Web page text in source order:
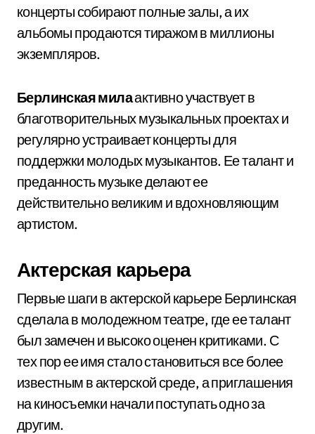
концерты собирают полные залы, а их
альбомы продаются тиражом в миллионы
экземпляров.
Берлинская милаактивно участвует в
благотворительных музыкальных проектах и
регулярно устраивает концерты для
поддержки молодых музыкантов. Ее талант и
преданность музыке делают ее
действительно великим и вдохновляющим
артистом.
Актерская карьера
Первые шаги в актерской карьере Берлинская
сделала в молодежном театре, где ее талант
был замечен и высоко оценен критиками. С
тех пор ее имя стало становиться все более
известным в актерской среде, а приглашения
на киносъемки начали поступать одно за
другим.